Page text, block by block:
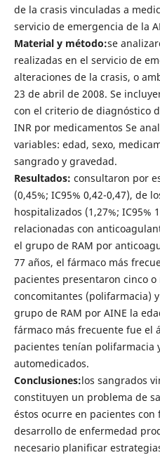
de la crasis vinculadas a
servicio de emergencia de la
Material y método:se
realizadas en el servicio de
alteraciones de la crasis, o
23 de abril de 2008. Se
con el criterio de diagnóstico
INR por medicamentos Se
variables: edad, sexo,
sangrado y gravedad.
Resultados: consultaron por
(0,45%; IC95% 0,42-0,47), de
hospitalizados (1,27%; IC95%
relacionadas con
el grupo de RAM por
77 años, el fármaco más
pacientes presentaron cinco
concomitantes (polifarmacia)
grupo de RAM por AINE la
fármaco más frecuente fue el
pacientes tenían polifarmacia
automedicados.
Conclusiones:los sangrados
constituyen un problema de
éstos ocurre en pacientes
desarrollo de enfermedad
necesario planificar